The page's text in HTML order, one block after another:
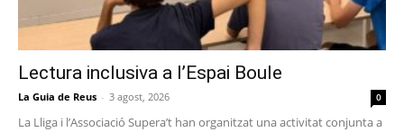
Lectura inclusiva a l’Espai Boule
La Guia de Reus - 3 agost, 2026 0
La Lliga i l’Associació Supera’t han organitzat una activitat conjunta a